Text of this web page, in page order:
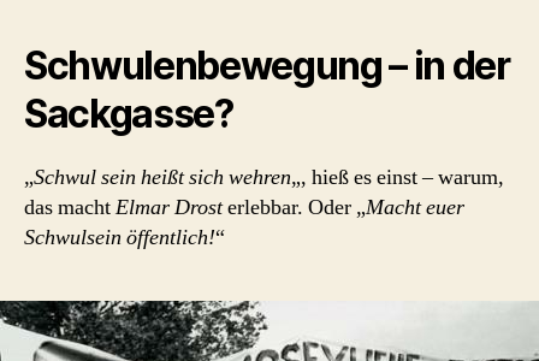
Schwulenbewegung – in der
Sackgasse?
„Schwul sein heißt sich wehren„, hieß es einst – warum,
das machtElmar Drosterlebbar. Oder „Macht euer
Schwulsein öffentlich!“